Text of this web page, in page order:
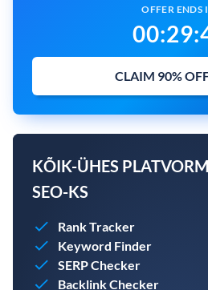
OFFER ENDS
00:29:
CLAIM 90%
KÕIK-ÜHES
SEO-KS
Rank Tracker
Keyword Finder
SERP Checker
Backlink Checker